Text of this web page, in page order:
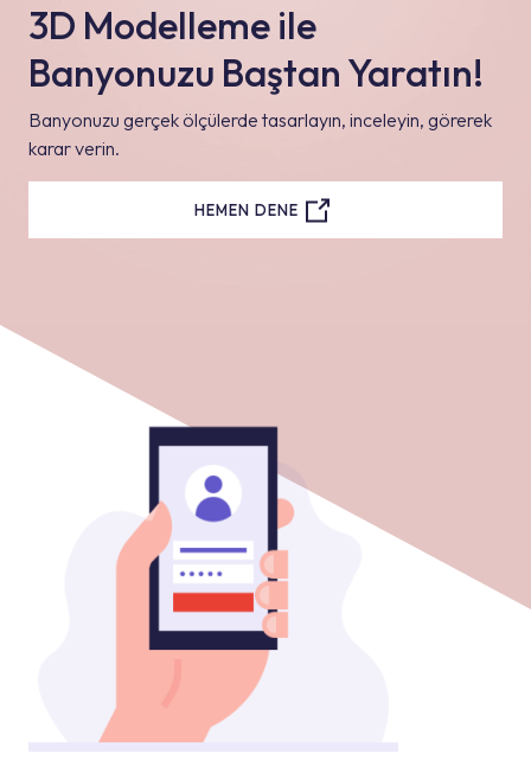
3D Modelleme ile
Banyonuzu Baştan Yaratın!
Banyonuzu gerçek ölçülerde tasarlayın, inceleyin, görerek
karar verin.
HEMEN DENE